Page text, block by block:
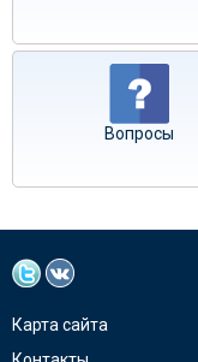
Вопросы
Карта сайта